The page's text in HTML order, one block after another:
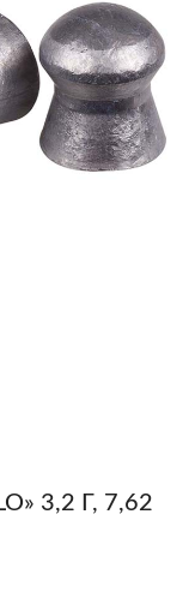
3,2 Г, 7,62